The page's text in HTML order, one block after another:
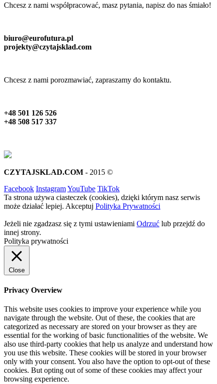
Chcesz z nami współpracować, masz pytania, napisz do nas śmiało!
biuro@eurofutura.pl
projekty@czytajsklad.com
Chcesz z nami porozmawiać, zapraszamy do kontaktu.
+48 501 126 526
+48 508 517 337
CZYTAJSKLAD.COM - 2015 ©
Facebook InstagramYouTube TikTok
Ta strona używa ciasteczek (cookies), dzięki którym nasz serwis
może działać lepiej. Akceptuj Polityka Prywatności
Jeżeli nie zgadzasz się z tymi ustawieniami Odrzuć lub przejdź do
innej strony.
Polityka prywatności
Close
Privacy Overview
This website uses cookies to improve your experience while you
navigate through the website. Out of these, the cookies that are
categorized as necessary are stored on your browser as they are
essential for the working of basic functionalities of the website. We
also use third-party cookies that help us analyze and understand how
you use this website. These cookies will be stored in your browser
only with your consent. You also have the option to opt-out of these
cookies. But opting out of some of these cookies may affect your
browsing experience.